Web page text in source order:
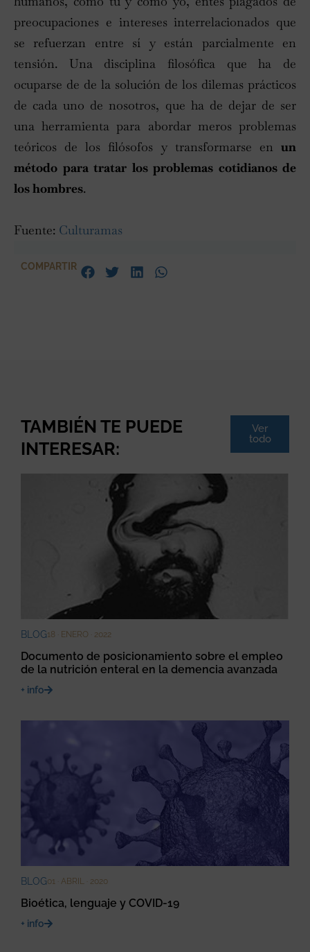
preocupaciones e intereses interrelacionados que
se refuerzan entre sí y están parcialmente en
tensión. Una disciplina filosófica que ha de
ocuparse de de la solución de los dilemas prácticos
de cada uno de nosotros, que ha de dejar de ser
una herramienta para abordar meros problemas
teóricos de los filósofos y transformarse en un
método para tratar los problemas cotidianos de
los hombres.
Fuente: Culturamas
COMPARTIR
TAMBIÉN TE PUEDE
INTERESAR:
Ver
todo
BLOG18 · ENERO · 2022
Documento de posicionamiento sobre el empleo
de la nutrición enteral en la demencia avanzada
+ info
BLOG01 · ABRIL · 2020
Bioética, lenguaje y COVID-19
+ info